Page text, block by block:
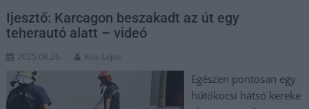
Ijesztő: Karcagon beszakadt az út egy
teherautó alatt – videó
2025.08.26. Kiss Lajos
Egészen pontosan egy
hűtőkocsi hátsó kereke